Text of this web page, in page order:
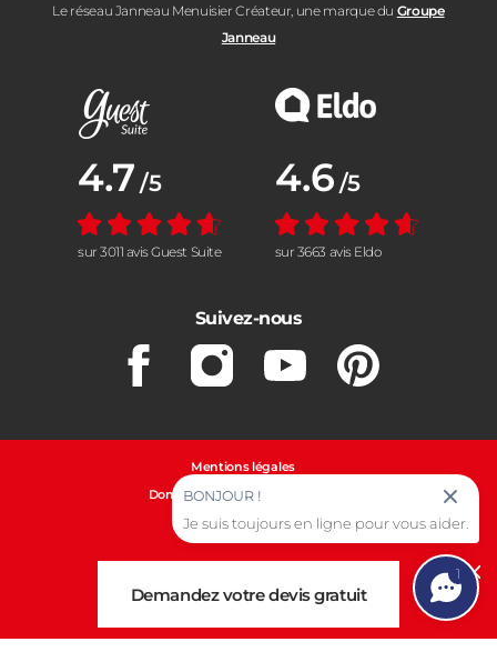
Le réseau Janneau Menuisier Créateur, une marque du Groupe
Janneau
Note moyenne :
4.7 /5
sur 3011 avis Guest Suite
Note moyenne :
4.6 /5
sur 3663 avis Eldo
Suivez-nous
FacebookInstagramYoutubePinterest
Mentions légales
Données personnelles et cookies
Gestion des cookies
Demandez votre devis gratuit
1
BONJOUR !
Je suis toujours en ligne pour vous aider.